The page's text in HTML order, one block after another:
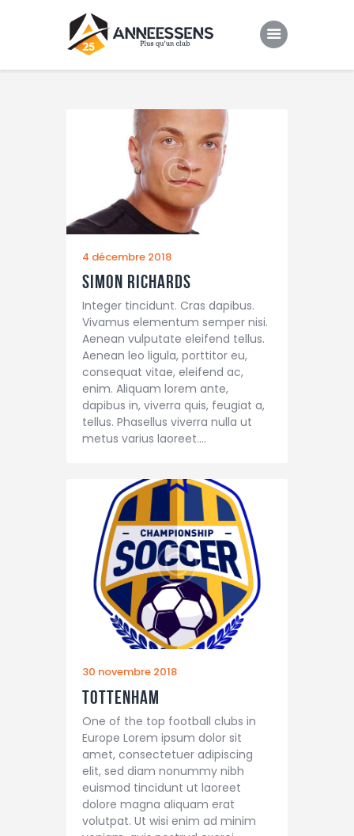
Evenements
Contacts
4 décembre 2018
Simon Richards
Integer tincidunt. Cras dapibus.
Vivamus elementum semper nisi.
Aenean vulputate eleifend tellus.
Aenean leo ligula, porttitor eu,
consequat vitae, eleifend ac,
enim. Aliquam lorem ante,
dapibus in, viverra quis, feugiat a,
tellus. Phasellus viverra nulla ut
metus varius laoreet.…
30 novembre 2018
Tottenham
One of the top football clubs in
Europe Lorem ipsum dolor sit
amet, consectetuer adipiscing
elit, sed diam nonummy nibh
euismod tincidunt ut laoreet
dolore magna aliquam erat
volutpat. Ut wisi enim ad minim